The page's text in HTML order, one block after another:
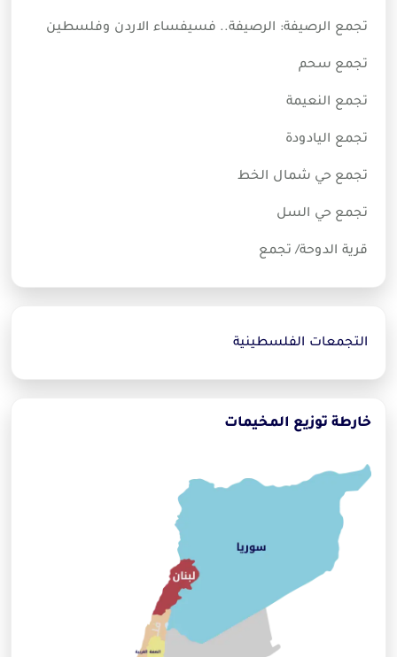
تجمع الرصيفة: الرصيفة.. فسيفساء الاردن وفلسطين
تجمع سحم
تجمع النعيمة
تجمع اليادودة
تجمع حي شمال الخط
تجمع حي السل
قرية الدوحة/ تجمع
التجمعات الفلسطينية
خارطة توزيع المخيمات